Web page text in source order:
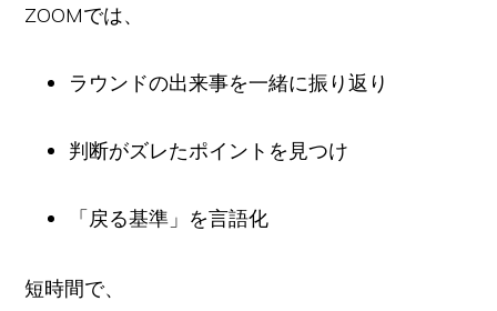
ZOOMでは、
ラウンドの出来事を一緒に振り返り
判断がズレたポイントを見つけ
「戻る基準」を言語化
短時間で、